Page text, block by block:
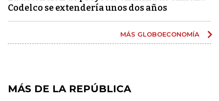
Codelco se extendería unos dos años
MÁS GLOBOECONOMÍA
MÁS DE LA REPÚBLICA